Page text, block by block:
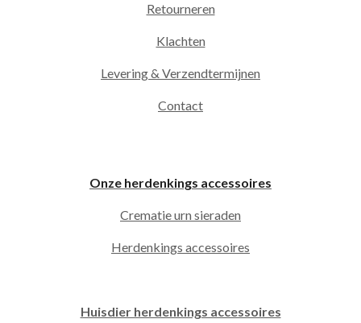
Retourneren
Klachten
Levering & Verzendtermijnen
Contact
Onze herdenkings accessoires
Crematie urn sieraden
Herdenkings accessoires
Huisdier herdenkings accessoires